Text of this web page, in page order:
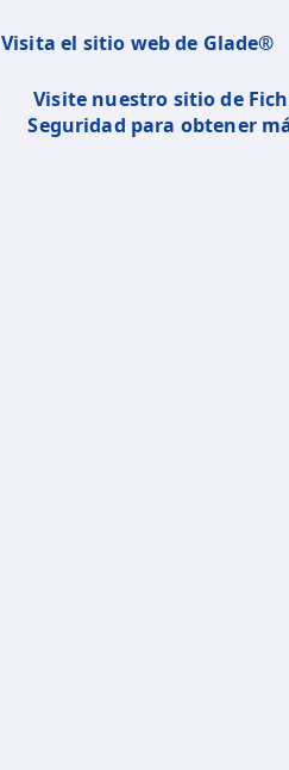
Visita el sitio web de Glade®
Visite nuestro sitio de
Seguridad para obtener